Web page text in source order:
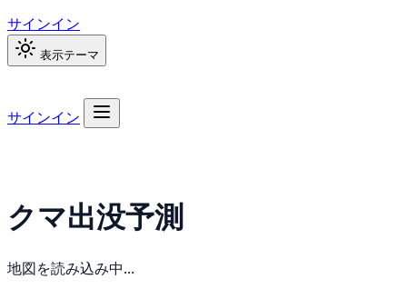
サインイン
表示テーマ
サインイン
クマ出没予測
地図を読み込み中...